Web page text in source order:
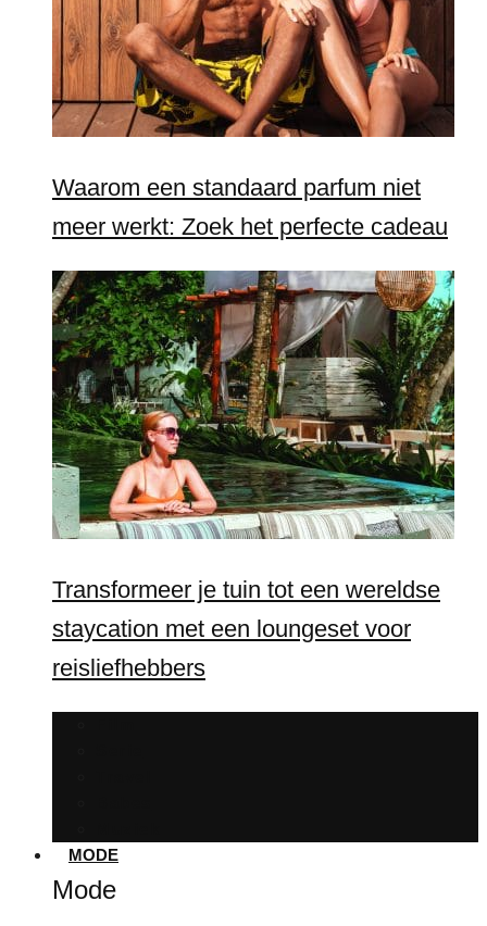
Waarom een standaard parfum niet
meer werkt: Zoek het perfecte cadeau
Transformeer je tuin tot een wereldse
staycation met een loungeset voor
reisliefhebbers
MODE
Mode